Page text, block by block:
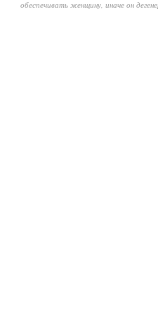
обеспечивать женщину, иначе он